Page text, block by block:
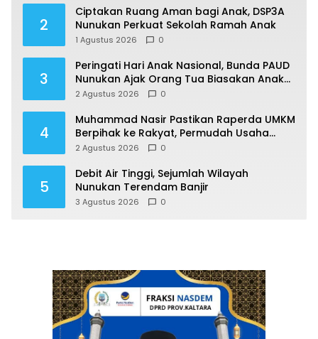
2
Ciptakan Ruang Aman bagi Anak, DSP3A
Nunukan Perkuat Sekolah Ramah Anak
1 Agustus 2026 0
3
Peringati Hari Anak Nasional, Bunda PAUD
Nunukan Ajak Orang Tua Biasakan Anak
Gemar Berolahraga
2 Agustus 2026 0
4
Muhammad Nasir Pastikan Raperda UMKM
Berpihak ke Rakyat, Permudah Usaha
hingga Perluas Pasar
2 Agustus 2026 0
5
Debit Air Tinggi, Sejumlah Wilayah
Nunukan Terendam Banjir
3 Agustus 2026 0